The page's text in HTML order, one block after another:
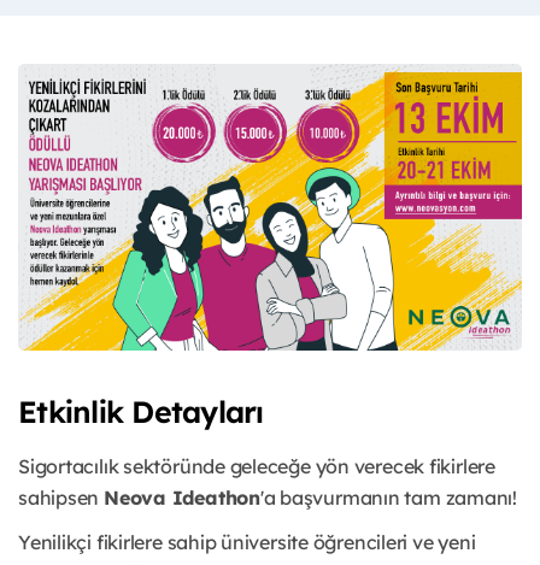
Etkinlik Detayları
Sigortacılık sektöründe geleceğe yön verecek fikirlere
sahipsen Neova Ideathon'a başvurmanın tam zamanı!
Yenilikçi fikirlere sahip üniversite öğrencileri ve yeni